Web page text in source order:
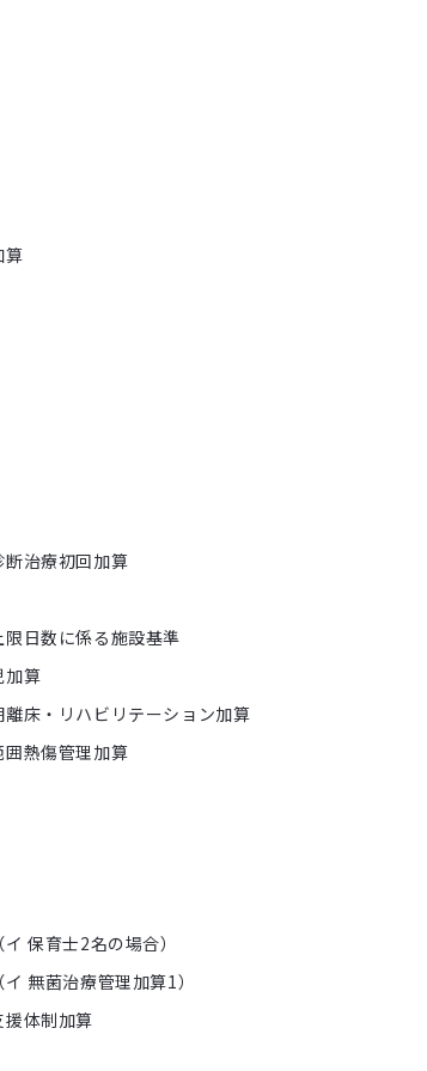
算
治療初回加算
日数に係る施設基準
加算
床・リハビリテーション加算
熱傷管理加算
保育士2名の場合）
無菌治療管理加算1）
体制加算